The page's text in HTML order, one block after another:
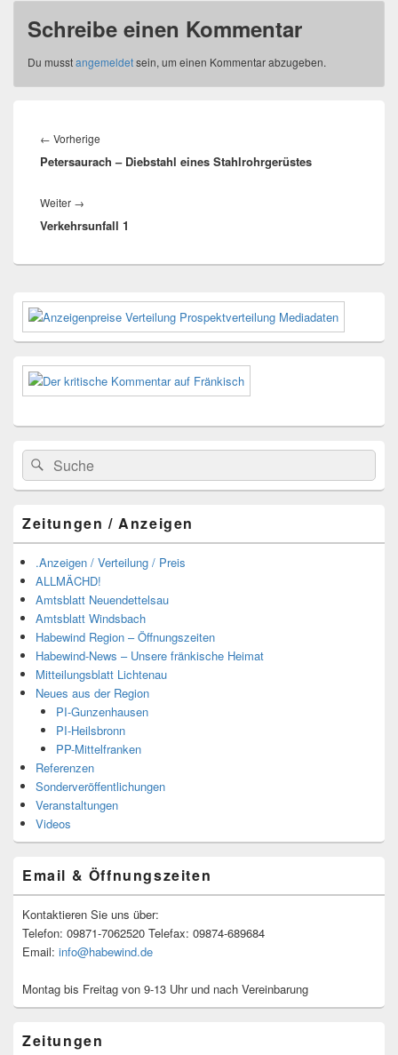
Schreibe einen Kommentar
Du musstangemeldetsein, um einen Kommentar abzugeben.
← Vorherige
Beitrag:
Petersaurach – Diebstahl eines Stahlrohrgerüstes
Weiter →
Beitrag:
Verkehrsunfall 1
Primärer
Seitenleisten-
Widgetbereich
Suchen
nach:
Suchen
Zeitungen / Anzeigen
.Anzeigen / Verteilung / Preis
ALLMÄCHD!
Amtsblatt Neuendettelsau
Amtsblatt Windsbach
Habewind Region – Öffnungszeiten
Habewind-News – Unsere fränkische Heimat
Mitteilungsblatt Lichtenau
Neues aus der Region
PI-Gunzenhausen
PI-Heilsbronn
PP-Mittelfranken
Referenzen
Sonderveröffentlichungen
Veranstaltungen
Videos
Email & Öffnungszeiten
Kontaktieren Sie uns über:
Telefon: 09871-7062520 Telefax: 09874-689684
Email: info@habewind.de
Montag bis Freitag von 9-13 Uhr und nach Vereinbarung
Zeitungen